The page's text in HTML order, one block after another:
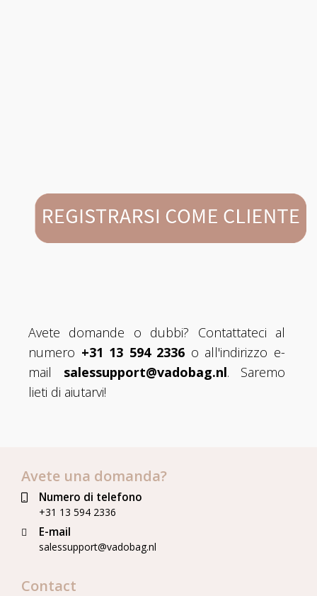
Avete domande o dubbi? Contattateci al
numero +31 13 594 2336 o all'indirizzo e-
mail salessupport@vadobag.nl. Saremo
lieti di aiutarvi!
Avete una domanda?
Numero di telefono
+31 13 594 2336
E-mail
salessupport@vadobag.nl
Contact